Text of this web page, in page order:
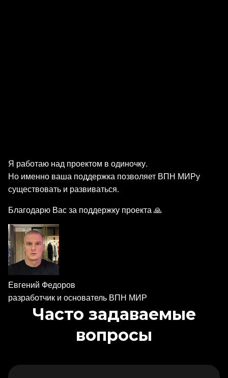
Я работаю над проектом в одиночку.
Но именно ваша поддержка позволяет ВПН МИРу
существовать и развиваться.
Благодарю Вас за поддержку проекта 🙏
Евгений Федоров
разработчик и основатель ВПН МИР
Часто задаваемые
вопросы